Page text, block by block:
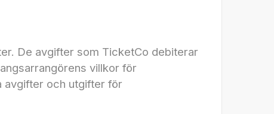
De avgifter som TicketCo debiterar
villkor för
avgifter och utgifter för